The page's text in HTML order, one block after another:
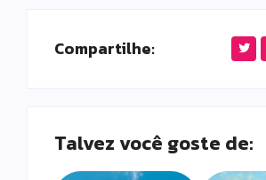
Compartilhe:
Talvez você goste de: